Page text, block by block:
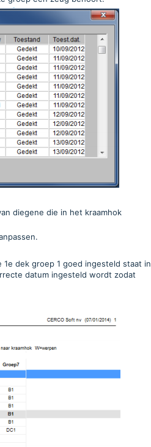
diegene die in het kraamhok
dek groep 1 goed ingesteld staat in
datum ingesteld wordt zodat